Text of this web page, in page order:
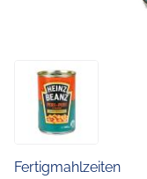
Fertigmahlzeiten